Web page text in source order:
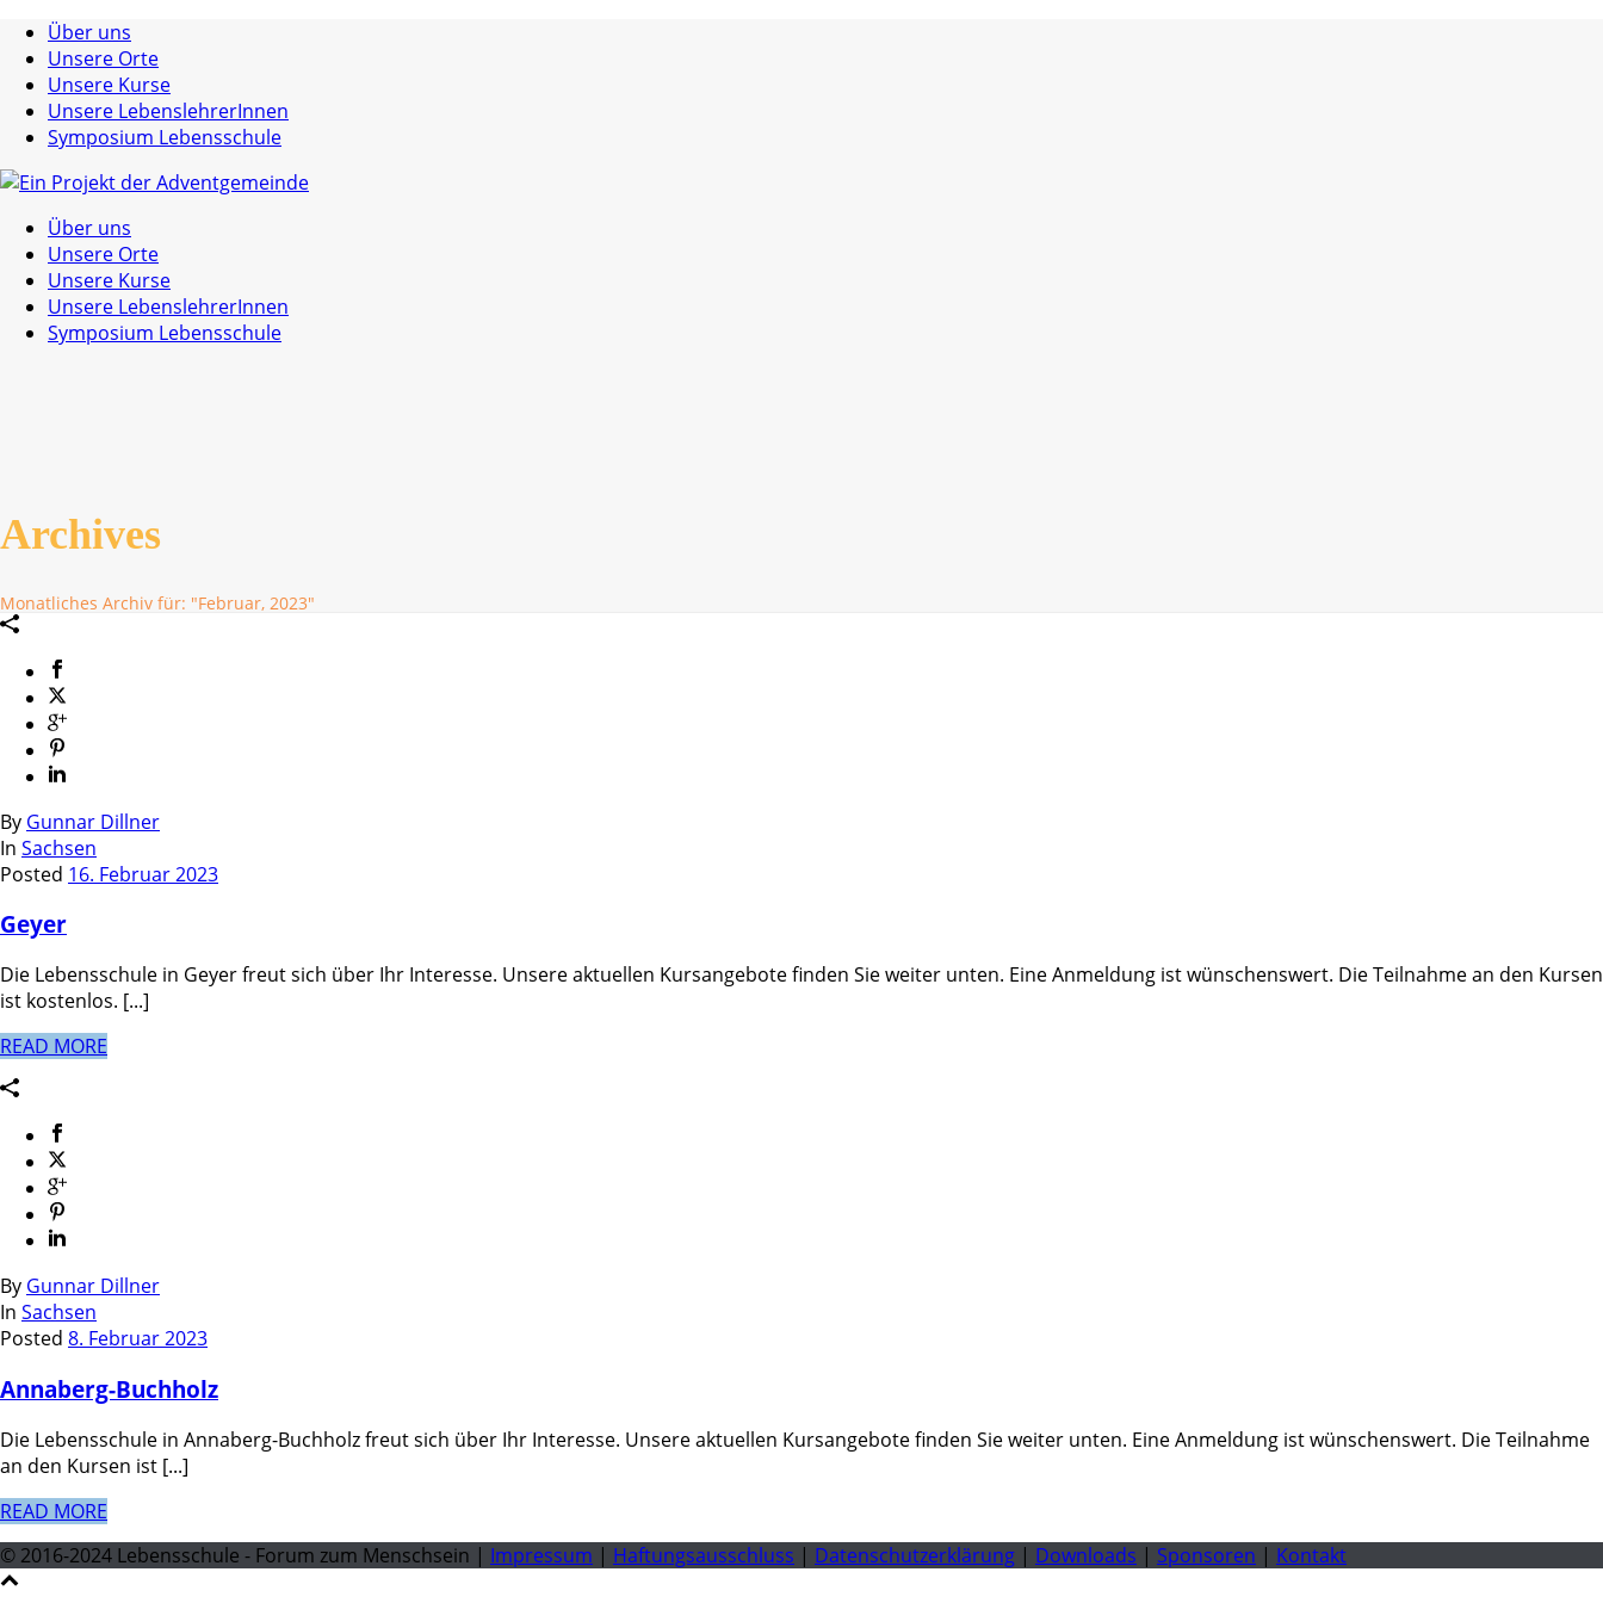
Über uns
Unsere Orte
Unsere Kurse
Unsere LebenslehrerInnen
Symposium Lebensschule
Über uns
Unsere Orte
Unsere Kurse
Unsere LebenslehrerInnen
Symposium Lebensschule
Archives
Monatliches Archiv für: "Februar, 2023"
By Gunnar Dillner
In Sachsen
Posted 16. Februar 2023
Geyer
Die Lebensschule in Geyer freut sich über Ihr Interesse. Unsere aktuellen Kursangebote finden Sie weiter unten. Eine Anmeldung ist wünschenswert. Die Teilnahme an den Kursen
ist kostenlos. [...]
READ MORE
By Gunnar Dillner
In Sachsen
Posted 8. Februar 2023
Annaberg-Buchholz
Die Lebensschule in Annaberg-Buchholz freut sich über Ihr Interesse. Unsere aktuellen Kursangebote finden Sie weiter unten. Eine Anmeldung ist wünschenswert. Die Teilnahme
an den Kursen ist [...]
READ MORE
© 2016-2024 Lebensschule - Forum zum Menschsein | Impressum | Haftungsausschluss | Datenschutzerklärung | Downloads | Sponsoren | Kontakt